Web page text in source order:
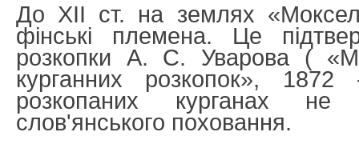
До XII ст. на землях
фінські племена. Це
розкопки А. С. Уварова (
курганних розкопок»,
розкопаних курганах не
слов'янського поховання.